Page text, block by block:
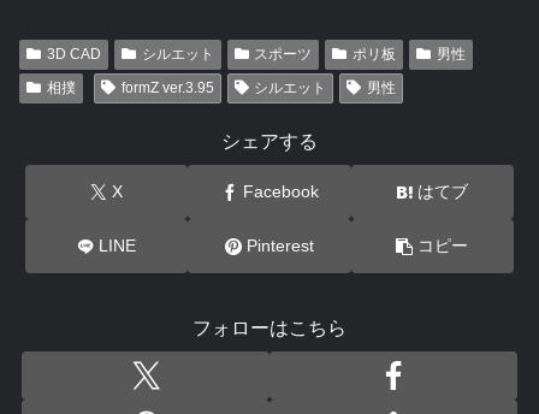
3D CAD シルエット スポーツ ポリ板
男性
相撲
formZ ver.3.95 シルエット 男性
シェアする
X Facebook はてブ
LINE Pinterest コピー
フォローはこちら